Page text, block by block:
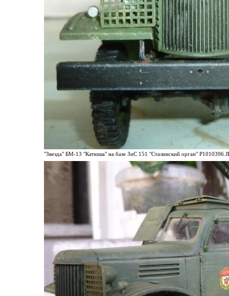
"Звезда" БМ-13 "Катюша" на базе ЗиС 151 "Сталинский орган"